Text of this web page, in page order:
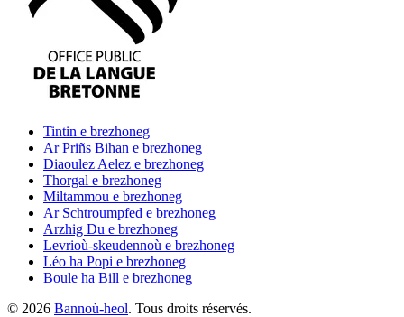
Tintin e brezhoneg
Ar Priñs Bihan e brezhoneg
Diaoulez Aelez e brezhoneg
Thorgal e brezhoneg
Miltammou e brezhoneg
Ar Schtroumpfed e brezhoneg
Arzhig Du e brezhoneg
Levrioù-skeudennoù e brezhoneg
Léo ha Popi e brezhoneg
Boule ha Bill e brezhoneg
© 2026 Bannoù-heol. Tous droits réservés.